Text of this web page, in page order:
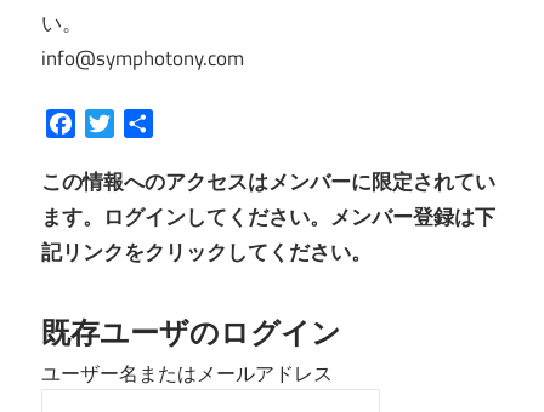
い。
info@symphotony.com
FacebookTwitter
この情報へのアクセスはメンバーに限定されてい
ます。ログインしてください。メンバー登録は下
記リンクをクリックしてください。
既存ユーザのログイン
ユーザー名またはメールアドレス